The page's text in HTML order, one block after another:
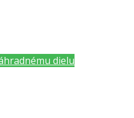
dielu